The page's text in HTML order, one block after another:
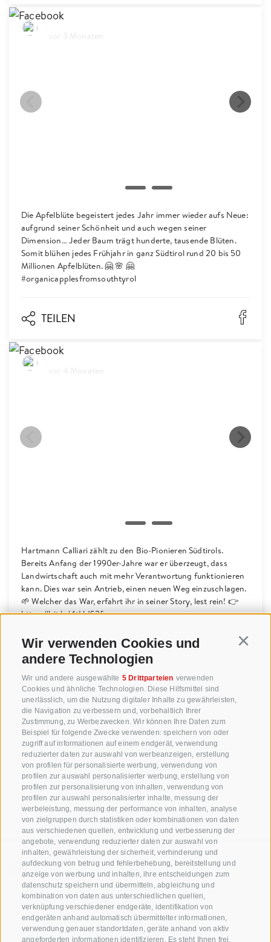
Wir verwenden Cookies und
andere Technologien
Wir und andere ausgewählte 5 Drittparteien verwenden
Cookies und ähnliche Technologien. Diese Hilfsmittel sind
unerlässlich, um die Nutzung digitaler Inhalte zu gewährleisten,
die Navigation zu verbessern und, vorbehaltlich Ihrer
Zustimmung, zu Werbezwecken. Wir können Ihre Daten zum
Beispiel für folgende Zwecke verwenden: speichern von oder
zugriff auf informationen auf einem endgerät, verwendung
reduzierter daten zur auswahl von werbeanzeigen, erstellung
von profilen für personalisierte werbung, verwendung von
profilen zur auswahl personalisierter werbung, erstellung von
profilen zur personalisierung von inhalten, verwendung von
profilen zur auswahl personalisierter inhalte, messung der
werbeleistung, messung der performance von inhalten, analyse
von zielgruppen durch statistiken oder kombinationen von daten
aus verschiedenen quellen, entwicklung und verbesserung der
angebote, verwendung reduzierter daten zur auswahl von
inhalten, gewährleistung der sicherheit, verhinderung und
aufdeckung von betrug und fehlerbehebung, bereitstellung und
anzeige von werbung und inhalten, ihre entscheidungen zum
datenschutz speichern und übermitteln, abgleichung und
kombination von daten aus unterschiedlichen quellen,
verknüpfung verschiedener endgeräte, identifikation von
endgeräten anhand automatisch übermittelter informationen,
verwendung genauer standortdaten, geräte anhand von aktiv
angeforderten informationen identifizieren. Es steht Ihnen frei,
vor 3 Monaten
Die Apfelblüte begeistert jedes Jahr immer wieder aufs Neue:
aufgrund seiner Schönheit und auch wegen seiner
Dimension… Jeder Baum trägt hunderte, tausende Blüten.
Somit blühen jedes Frühjahr in ganz Südtirol rund 20 bis 50
Millionen Apfelblüten. 🤗 🌸 🤗
#organicapplesfromsouthtyrol
TEILEN
vor 4 Monaten
Hartmann Calliari zählt zu den Bio-Pionieren Südtirols.
Bereits Anfang der 1990er-Jahre war er überzeugt, dass
Landwirtschaft auch mit mehr Verantwortung funktionieren
kann. Dies war sein Antrieb, einen neuen Weg einzuschlagen.
🌱 Welcher das War, erfahrt ihr in seiner Story, lest rein! 👉
https://bit.ly/4tHdS3f
#organicapplesfromsouthtyrol
TEILEN
WEITERE EINTRÄGE LADEN...
+39 0471 256 700
info@biosuedtirol.com
Verband der Südtiroler Obstgenossenschaften